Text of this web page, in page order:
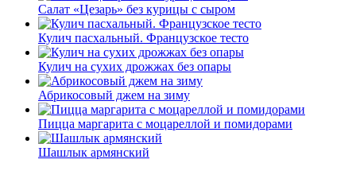
Салат «Цезарь» без курицы с сыром
Кулич пасхальный. Французское тесто
Кулич на сухих дрожжах без опары
Абрикосовый джем на зиму
Пицца маргарита с моцареллой и помидорами
Шашлык армянский